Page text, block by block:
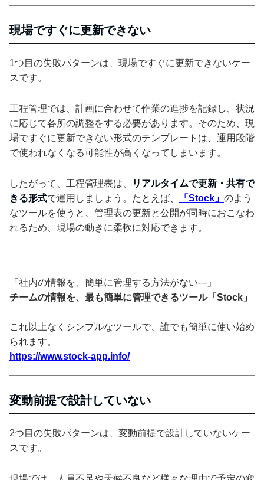
現場ですぐに更新できない
1つ目の失敗パターンは、現場ですぐに更新できないケー
スです。
工程管理では、計画に合わせて作業の進捗を記録し、状況
に応じて各所の調整をする必要があります。そのため、現
場ですぐに更新できない形式のテンプレートは、運用段階
で使われなくなる可能性が高くなってしまいます。
したがって、工程管理表は、
リアルタイムで更新・共有で
きる形式で運用しましょう。たとえば、 「Stock」 のよう
なツールを使うと、管理表の更新と公開が同時におこなわ
れるため、現場の動きに柔軟に対応できます。
「社内の情報を、簡単に管理する方法がない---」
チームの情報を、最も簡単に管理できるツール「Stock」
これ以上なくシンプルなツールで、誰でも簡単に使い始め
られます。
https://www.stock-app.info/
変動前提で設計していない
2つ目の失敗パターンは、変動前提で設計していないケー
スです。